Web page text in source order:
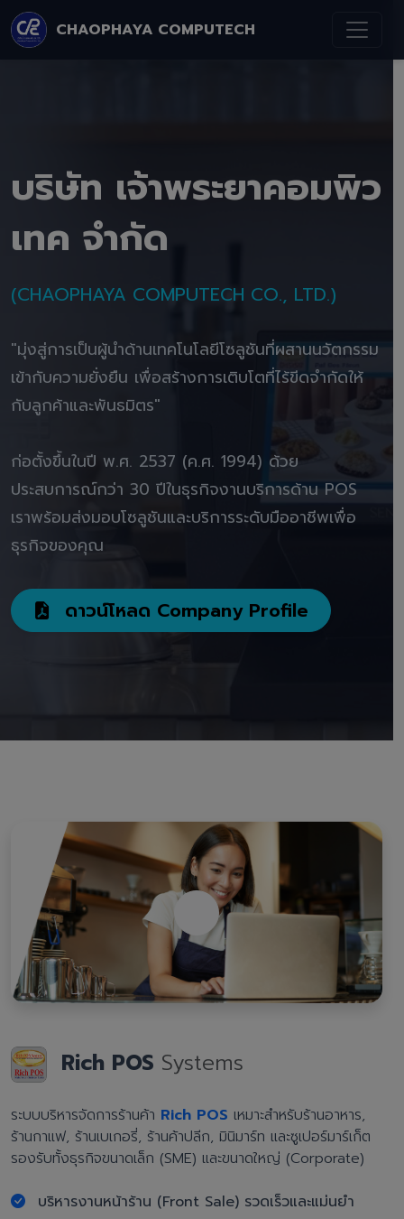
CHAOPHAYA COMPUTECH
บริษัท เจ้าพระยาคอมพิว
เทค จำกัด
(CHAOPHAYA COMPUTECH CO., LTD.)
"มุ่งสู่การเป็นผู้นำด้านเทคโนโลยีโซลูชันที่ผสานนวัตกรรม
เข้ากับความยั่งยืน เพื่อสร้างการเติบโตที่ไร้ขีดจำกัดให้
กับลูกค้าและพันธมิตร"
ก่อตั้งขึ้นในปี พ.ศ. 2537 (ค.ศ. 1994) ด้วย
ประสบการณ์กว่า 30 ปีในธุรกิจงานบริการด้าน POS
เราพร้อมส่งมอบโซลูชันและบริการระดับมืออาชีพเพื่อ
ธุรกิจของคุณ
ดาวน์โหลด Company Profile
Rich POS Systems
ระบบบริหารจัดการร้านค้า Rich POS เหมาะสำหรับร้านอาหาร,
ร้านกาแฟ, ร้านเบเกอรี่, ร้านค้าปลีก, มินิมาร์ท และซูเปอร์มาร์เก็ต
รองรับทั้งธุรกิจขนาดเล็ก (SME) และขนาดใหญ่ (Corporate)
บริหารงานหน้าร้าน (Front Sale) รวดเร็วและแม่นยำ